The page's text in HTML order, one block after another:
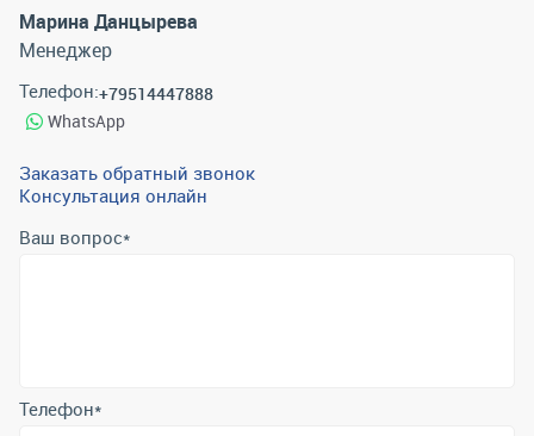
Марина Данцырева
Менеджер
Телефон:+79514447888
WhatsApp
Заказать обратный звонок
Консультация онлайн
Ваш вопрос*
Отправляя форму вы подтверждаете согласие с